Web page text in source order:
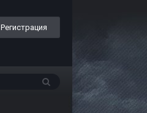
Регистрация